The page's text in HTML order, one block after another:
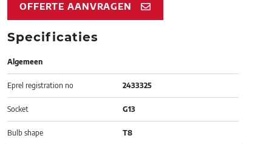
OFFERTE AANVRAGEN
Specificaties
Algemeen
Eprel registration no 2433325
Socket G13
Bulb shape T8